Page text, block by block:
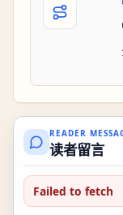
READER
读者留言
Failed to fetch